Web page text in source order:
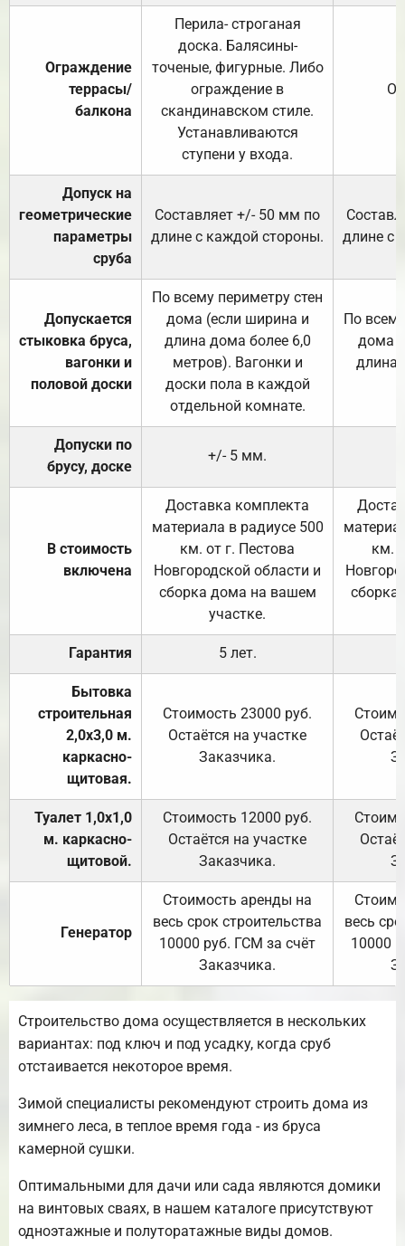
Ограждение
террасы/
балкона
Перила- строганая
доска. Балясины-
точеные, фигурные. Либо
ограждение в
скандинавском стиле.
Устанавливаются
ступени у входа.
Допуск на
геометрические
параметры
сруба
Составляет +/- 50 мм по
длине с каждой стороны.
длине с
Допускается
стыковка бруса,
вагонки и
половой доски
По всему периметру стен
дома (если ширина и
длина дома более 6,0
метров). Вагонки и
доски пола в каждой
отдельной комнате.
По
дома
длина
Допуски по
брусу, доске
+/- 5 мм.
В стоимость
включена
Доставка комплекта
материала в радиусе 500
км. от г. Пестова
Новгородской области и
сборка дома на вашем
участке.
км.
Гарантия 5 лет.
Бытовка
строительная
2,0х3,0 м.
каркасно-
щитовая.
Стоимость 23000 руб.
Остаётся на участке
Заказчика.
Туалет 1,0х1,0
м. каркасно-
щитовой.
Стоимость 12000 руб.
Остаётся на участке
Заказчика.
Генератор
Стоимость аренды на
весь срок строительства
10000 руб. ГСМ за счёт
Заказчика.
весь
10000
Строительство дома осуществляется в нескольких
вариантах: под ключ и под усадку, когда сруб
отстаивается некоторое время.
Зимой специалисты рекомендуют строить дома из
зимнего леса, в теплое время года - из бруса
камерной сушки.
Оптимальными для дачи или сада являются домики
на винтовых сваях, в нашем каталоге присутствуют
одноэтажные и полуторатажные виды домов.